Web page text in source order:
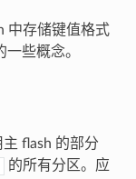
中存储键值格式
些概念。
主 flash 的部分
的所有分区。应